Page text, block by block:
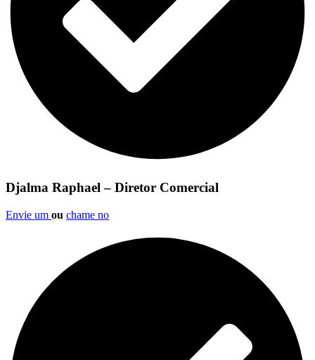
Djalma Raphael – Diretor Comercial
Envie um ou chame no